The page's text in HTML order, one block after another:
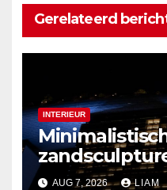
Gerelateerd
INTERIEUR
AUG 7, 2026 LIAM